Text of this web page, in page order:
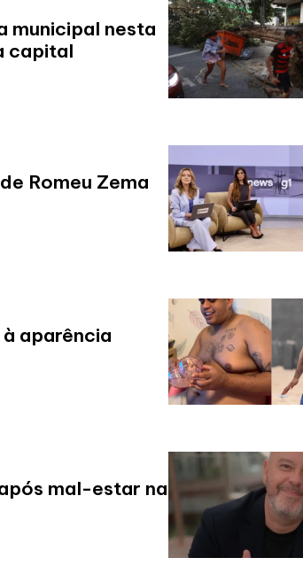
municipal nesta
capital
Romeu Zema
aparência
mal-estar na